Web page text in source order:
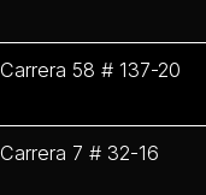
Carrera 58 # 137-20
Carrera 7 # 32-16